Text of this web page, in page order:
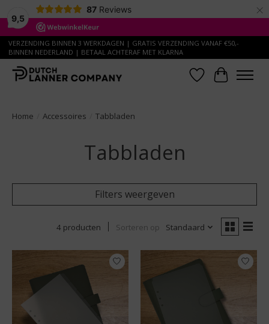
9,5
87 Reviews ×
VERZENDING BINNEN 3 WERKDAGEN | GRATIS VERZENDING VANAF €50,-
BINNEN NEDERLAND | BETAAL ACHTERAF MET KLARNA
Verlanglijst
Home Accessoires Tabbladen
Tabbladen
Filters weergeven
4 producten Sorteren op Standaard